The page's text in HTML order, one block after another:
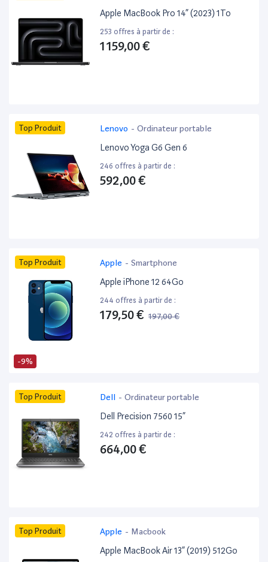
Apple MacBook Pro 14” (2023) 1To
253 offres à partir de :
1 159,00 €
Top Produit Lenovo - Ordinateur portable
Lenovo Yoga G6 Gen 6
246 offres à partir de :
592,00 €
-9%
Top Produit Apple - Smartphone
Apple iPhone 12 64Go
244 offres à partir de :
179,50 € 197,00 €
Top Produit Dell - Ordinateur portable
Dell Precision 7560 15”
242 offres à partir de :
664,00 €
Top Produit Apple - Macbook
Apple MacBook Air 13” (2019) 512Go